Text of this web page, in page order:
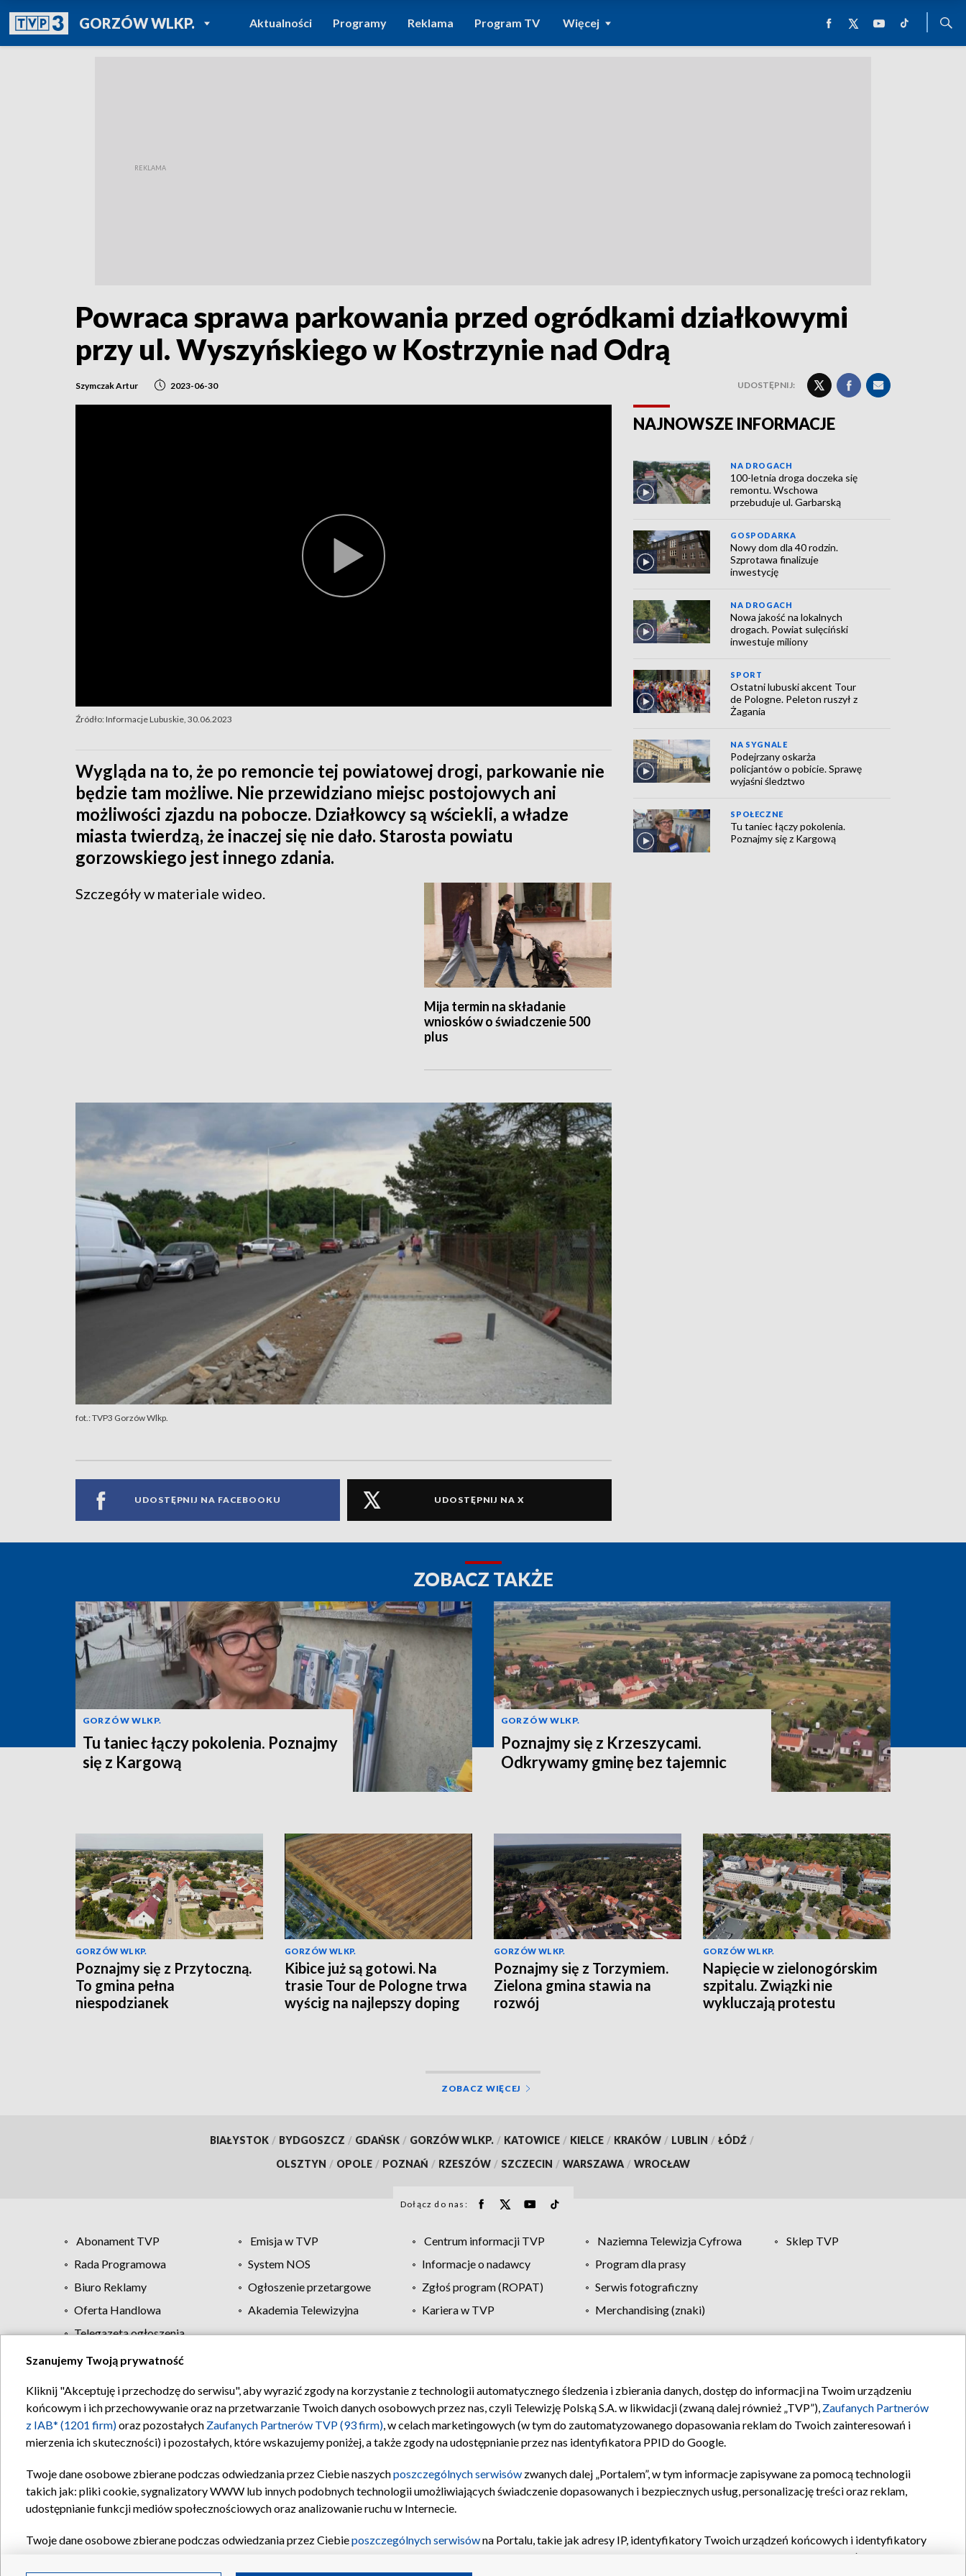
GORZÓW WLKP.POWRÓT DO
TVP REGIONY
Aktualności Programy Reklama Program TV Więcej
Powraca sprawa parkowania przed ogródkami działkowymi
przy ul. Wyszyńskiego w Kostrzynie nad Odrą
Szymczak Artur 2023-06-30 UDOSTĘPNIJ:
Źródło: Informacje Lubuskie, 30.06.2023
Wygląda na to, że po remoncie tej powiatowej drogi, parkowanie nie
będzie tam możliwe. Nie przewidziano miejsc postojowych ani
możliwości zjazdu na pobocze. Działkowcy są wściekli, a władze
miasta twierdzą, że inaczej się nie dało. Starosta powiatu
gorzowskiego jest innego zdania.
Mija termin na składanie
wniosków o świadczenie 500
plus
Szczegóły w materiale wideo.
fot.: TVP3 Gorzów Wlkp.
UDOSTĘPNIJ NA FACEBOOKU UDOSTĘPNIJ NA X
NAJNOWSZE INFORMACJE
NA DROGACH
100-letnia droga doczeka się
remontu. Wschowa
przebuduje ul. Garbarską
GOSPODARKA
Nowy dom dla 40 rodzin.
Szprotawa finalizuje
inwestycję
NA DROGACH
Nowa jakość na lokalnych
drogach. Powiat sulęciński
inwestuje miliony
SPORT
Ostatni lubuski akcent Tour
de Pologne. Peleton ruszył z
Żagania
NA SYGNALE
Podejrzany oskarża
policjantów o pobicie. Sprawę
wyjaśni śledztwo
SPOŁECZNE
Tu taniec łączy pokolenia.
Poznajmy się z Kargową
ZOBACZ TAKŻE
GORZÓW WLKP.
Tu taniec łączy pokolenia. Poznajmy
się z Kargową
GORZÓW WLKP.
Poznajmy się z Krzeszycami.
Odkrywamy gminę bez tajemnic
GORZÓW WLKP.
Poznajmy się z Przytoczną.
To gmina pełna
niespodzianek
GORZÓW WLKP.
Kibice już są gotowi. Na
trasie Tour de Pologne trwa
wyścig na najlepszy doping
GORZÓW WLKP.
Poznajmy się z Torzymiem.
Zielona gmina stawia na
rozwój
GORZÓW WLKP.
Napięcie w zielonogórskim
szpitalu. Związki nie
wykluczają protestu
ZOBACZ WIĘCEJ
BIAŁYSTOK / BYDGOSZCZ / GDAŃSK / GORZÓW WLKP. / KATOWICE / KIELCE / KRAKÓW / LUBLIN / ŁÓDŹ /
OLSZTYN / OPOLE / POZNAŃ / RZESZÓW / SZCZECIN / WARSZAWA / WROCŁAW
Dołącz do nas:
Abonament TVP Emisja w TVP Centrum informacji TVP Naziemna Telewizja Cyfrowa
Sklep TVP
Rada Programowa
System NOS Informacje o nadawcy
Program dla prasy
Biuro Reklamy
Ogłoszenie przetargowe Zgłoś program (ROPAT)
Serwis fotograficzny
Oferta Handlowa
Akademia Telewizyjna Kariera w TVP
Merchandising (znaki)
Telegazeta ogłoszenia
Regulamin TVP Polityka prywatności Moje zgody Pomoc Biuro reklamy Kontakt
Szanujemy Twoją prywatność
Kliknij "Akceptuję i przechodzę do serwisu", aby wyrazić zgody na korzystanie z technologii automatycznego śledzenia i zbierania danych, dostęp do informacji na Twoim urządzeniu
końcowym i ich przechowywanie oraz na przetwarzanie Twoich danych osobowych przez nas, czyli Telewizję Polską S.A. w likwidacji (zwaną dalej również „TVP”), Zaufanych Partnerów
z IAB* (1201 firm)oraz pozostałych Zaufanych Partnerów TVP (93 firm), w celach marketingowych (w tym do zautomatyzowanego dopasowania reklam do Twoich zainteresowań i
mierzenia ich skuteczności) i pozostałych, które wskazujemy poniżej, a także zgody na udostępnianie przez nas identyfikatora PPID do Google.
Twoje dane osobowe zbierane podczas odwiedzania przez Ciebie naszychposzczególnych serwisów zwanych dalej „Portalem”, w tym informacje zapisywane za pomocą technologii
takich jak: pliki cookie, sygnalizatory WWW lub innych podobnych technologii umożliwiających świadczenie dopasowanych i bezpiecznych usług, personalizację treści oraz reklam,
udostępnianie funkcji mediów społecznościowych oraz analizowanie ruchu w Internecie.
Twoje dane osobowe zbierane podczas odwiedzania przez Ciebieposzczególnych serwisówna Portalu, takie jak adresy IP, identyfikatory Twoich urządzeń końcowych i identyfikatory
oraz pozostałych